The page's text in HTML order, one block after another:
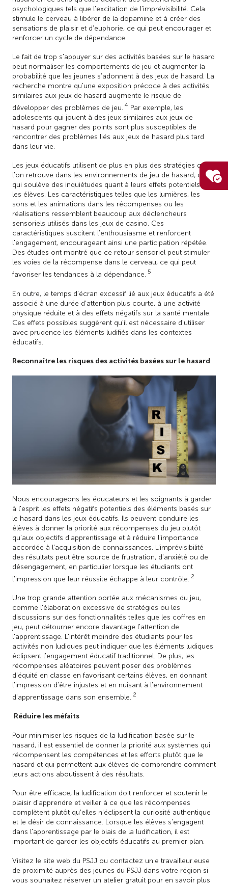
psychologiques tels que l'excitation de l'imprévisibilité. Cela
stimule le cerveau à libérer de la dopamine et à créer des
sensations de plaisir et d'euphorie, ce qui peut encourager et
renforcer un cycle de dépendance.
Le fait de trop s'appuyer sur des activités basées sur le hasard
peut normaliser les comportements de jeu et augmenter la
probabilité que les jeunes s'adonnent à des jeux de hasard. La
recherche montre qu'une exposition précoce à des activités
similaires aux jeux de hasard augmente le risque de
développer des problèmes de jeu. 4 Par exemple, les
adolescents qui jouent à des jeux similaires aux jeux de
hasard pour gagner des points sont plus susceptibles de
rencontrer des problèmes liés aux jeux de hasard plus tard
dans leur vie.
Les jeux éducatifs utilisent de plus en plus des stratégies que
l'on retrouve dans les environnements de jeu de hasard, ce
qui soulève des inquiétudes quant à leurs effets potentiels sur
les élèves. Les caractéristiques telles que les lumières, les
sons et les animations dans les récompenses ou les
réalisations ressemblent beaucoup aux déclencheurs
sensoriels utilisés dans les jeux de casino. Ces
caractéristiques suscitent l'enthousiasme et renforcent
l'engagement, encourageant ainsi une participation répétée.
Des études ont montré que ce retour sensoriel peut stimuler
les voies de la récompense dans le cerveau, ce qui peut
favoriser les tendances à la dépendance. 5
En outre, le temps d'écran excessif lié aux jeux éducatifs a été
associé à une durée d'attention plus courte, à une activité
physique réduite et à des effets négatifs sur la santé mentale.
Ces effets possibles suggèrent qu'il est nécessaire d'utiliser
avec prudence les éléments ludifiés dans les contextes
éducatifs.
Reconnaître les risques des activités basées sur le hasard
Nous encourageons les éducateurs et les soignants à garder
à l'esprit les effets négatifs potentiels des éléments basés sur
le hasard dans les jeux éducatifs. Ils peuvent conduire les
élèves à donner la priorité aux récompenses du jeu plutôt
qu'aux objectifs d'apprentissage et à réduire l'importance
accordée à l'acquisition de connaissances. L'imprévisibilité
des résultats peut être source de frustration, d'anxiété ou de
désengagement, en particulier lorsque les étudiants ont
l'impression que leur réussite échappe à leur contrôle.
2
Une trop grande attention portée aux mécanismes du jeu,
comme l'élaboration excessive de stratégies ou les
discussions sur des fonctionnalités telles que les coffres en
jeu, peut détourner encore davantage l'attention de
l'apprentissage. L'intérêt moindre des étudiants pour les
activités non ludiques peut indiquer que les éléments ludiques
éclipsent l'engagement éducatif traditionnel. De plus, les
récompenses aléatoires peuvent poser des problèmes
d'équité en classe en favorisant certains élèves, en donnant
l'impression d'être injustes et en nuisant à l'environnement
d'apprentissage dans son ensemble.
2
Réduire les méfaits
Pour minimiser les risques de la ludification basée sur le
hasard, il est essentiel de donner la priorité aux systèmes qui
récompensent les compétences et les efforts plutôt que le
hasard et qui permettent aux élèves de comprendre comment
leurs actions aboutissent à des résultats.
Pour être efficace, la ludification doit renforcer et soutenir le
plaisir d'apprendre et veiller à ce que les récompenses
complètent plutôt qu'elles n'éclipsent la curiosité authentique
et le désir de connaissance. Lorsque les élèves s'engagent
dans l'apprentissage par le biais de la ludification, il est
important de garder les objectifs éducatifs au premier plan.
Visitez le site web du PSJJ ou contactez un.e travailleur.euse
de proximité auprès des jeunes du PSJJ dans votre région si
vous souhaitez réserver un atelier gratuit pour en savoir plus